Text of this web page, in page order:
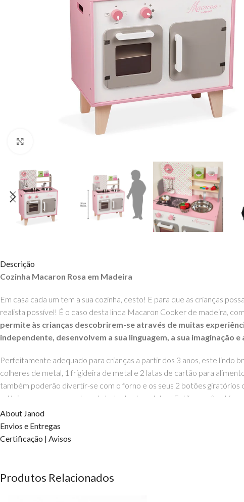
Descrição
Cozinha Macaron Rosa em Madeira
Em casa cada um tem a sua cozinha, cesto! E para que as crianças
realista possível! É o caso desta linda Macaron Cooker de madeira,
permite às crianças descobrirem-se através de muitas
independente, desenvolvem a sua linguagem, a sua imaginação
Perfeitamente adequado para crianças a partir dos 3 anos, este lindo
colheres de metal, 1 frigideira de metal e 2 latas de cartão para
também poderão divertir-se com o forno e os seus 2 botões giratórios
relógio para ver a cozedura do bolo de chocolate. ! Então, você está
Este produto é feito de material certificado FSC® e outros materiais
Dimensões 53 x 30 x 78 cm
Janod
About Janod
Envios e Entregas
Certificação | Avisos
Produtos Relacionados